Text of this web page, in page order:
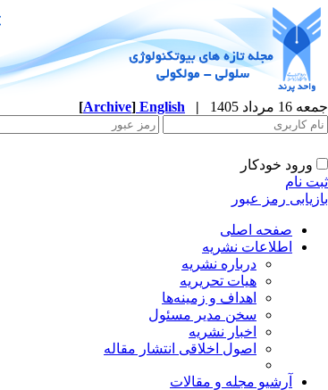
جمعه 16 مرداد 1405 |
English
[Archive]
ورود خودکار
ثبت نام
بازیابی رمز عبور
صفحه اصلی
اطلاعات نشریه
درباره نشریه
هیات تحریریه
اهداف و زمینه‌ها
سخن مدیر مسئول
اخبار نشریه
اصول اخلاقی انتشار مقاله
آرشیو مجله و مقالات